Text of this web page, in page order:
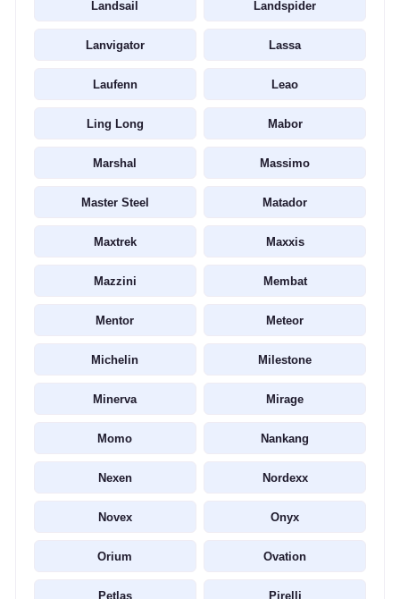
Landsail Landspider
Lanvigator Lassa
Laufenn Leao
Ling Long Mabor
Marshal Massimo
Master Steel Matador
Maxtrek Maxxis
Mazzini Membat
Mentor Meteor
Michelin Milestone
Minerva Mirage
Momo Nankang
Nexen Nordexx
Novex Onyx
Orium Ovation
Petlas Pirelli